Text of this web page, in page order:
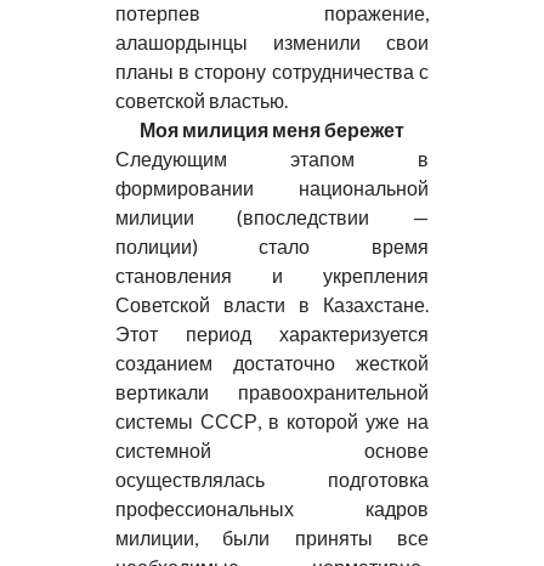
потерпев поражение,
алашордынцы изменили свои
планы в сторону сотрудничества с
советской властью.
Моя милиция меня бережет
Следующим этапом в
формировании национальной
милиции (впоследствии —
полиции) стало время
становления и укрепления
Советской власти в Казахстане.
Этот период характеризуется
созданием достаточно жесткой
вертикали правоохранительной
системы СССР, в которой уже на
системной основе
осуществлялась подготовка
профессиональных кадров
милиции, были приняты все